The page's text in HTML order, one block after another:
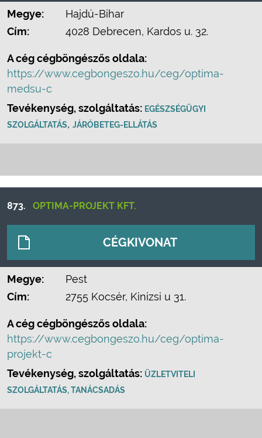
Megye:
Hajdú-Bihar
Cím:
4028 Debrecen, Kardos u. 32.
A cég cégböngészős oldala:
https://www.cegbongeszo.hu/ceg/optima-
medsu-c
Tevékenység, szolgáltatás: EGÉSZSÉGÜGYI
SZOLGÁLTATÁS, JÁRÓBETEG-ELLÁTÁS
873. OPTIMA-PROJEKT KFT.
CÉGKIVONAT
Megye:
Pest
Cím:
2755 Kocsér, Kinizsi u 31.
A cég cégböngészős oldala:
https://www.cegbongeszo.hu/ceg/optima-
projekt-c
Tevékenység, szolgáltatás: ÜZLETVITELI
SZOLGÁLTATÁS, TANÁCSADÁS